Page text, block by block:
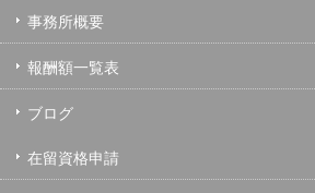
事務所概要
報酬額一覧表
ブログ
在留資格申請